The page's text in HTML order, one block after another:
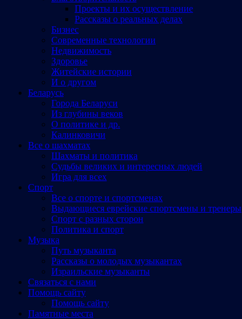
Проекты и их осуществление
Рассказы о реальных делах
Бизнес
Современные технологии
Недвижимость
Здоровье
Житейские истории
И о другом
Беларусь
Города Беларуси
Из глубины веков
О политике и др.
Калинковичи
Все о шахматах
Шахматы и политика
Судьбы великих и интересных людей
Игра для всех
Спорт
Все о спорте и спортсменах
Выдающиеся еврейские спортсмены и тренеры
Спорт с разных сторон
Политика и спорт
Музыка
Путь музыканта
Рассказы о молодых музыкантах
Израильские музыканты
Cвязаться с нами
Помощь сайту
Помощь сайту
Памятные места